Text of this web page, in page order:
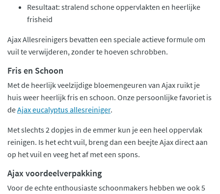
Resultaat: stralend schone oppervlakten en heerlijke
frisheid
Ajax Allesreinigers bevatten een speciale actieve formule om
vuil te verwijderen, zonder te hoeven schrobben.
Fris en Schoon
Met de heerlijk veelzijdige bloemengeuren van Ajax ruikt je
huis weer heerlijk fris en schoon. Onze persoonlijke favoriet is
deAjax eucalyptus allesreiniger.
Met slechts 2 dopjes in de emmer kun je een heel oppervlak
reinigen. Is het echt vuil, breng dan een beejte Ajax direct aan
op het vuil en veeg het af met een spons.
Ajax voordeelverpakking
Voor de echte enthousiaste schoonmakers hebben we ook 5